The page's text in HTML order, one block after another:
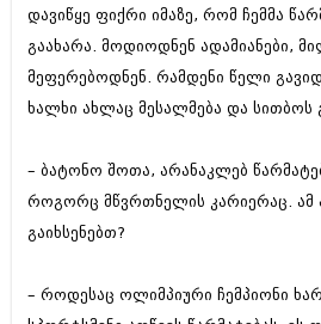
ივნისი 2012 (282)
მაისი 2012 (240)
აპრილი 2012 (294)
მარტი 2012 (259)
თებერვალი 2012 (376)
ნოემბერი 2011 (471)
სექტემბერი 2011 (407)
აგვისტო 2011 (249)
მაისი 2011 (415)
დავიწყე ფიქრი იმაზე, რომ ჩემმა
გაახარა. მოდიოდნენ ადამიანები,
მეფერებოდნენ. რამდენი წელი
ხალხი ახლაც მესალმება და სითბოს
– ბატონო შოთა, არანაკლებ
როგორც მწვრთნელის კარიერაც.
გაიხსენებთ?
– როდესაც ოლიმპიური ჩემპიონი